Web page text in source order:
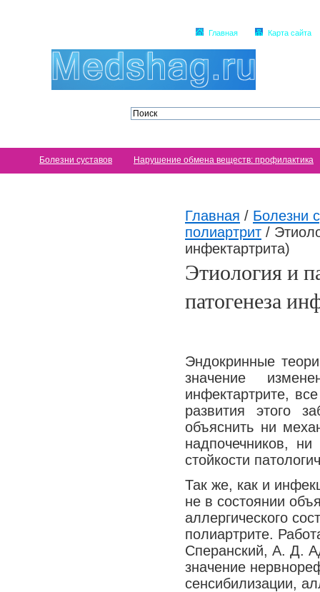
Главная Карта сайта
Болезни суставов Нарушение обмена веществ: профилактика
Главная / Болезни
полиартрит /
инфектартрита)
Этиология и
патогенеза
Эндокринные
значение
инфектартрите,
развития этого
объяснить ни
надпочечников,
стойкости
Так же, как и
не в состоянии
аллергического
полиартрите.
Сперанский, А. Д.
значение
сенсибилизации,